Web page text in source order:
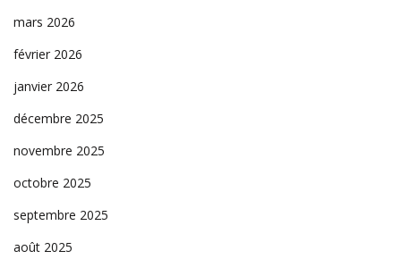
mars 2026
février 2026
janvier 2026
décembre 2025
novembre 2025
octobre 2025
septembre 2025
août 2025